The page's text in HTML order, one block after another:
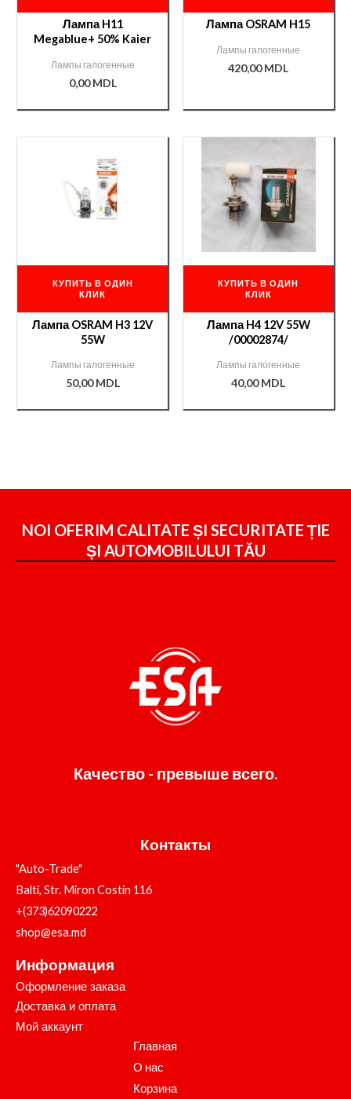
Лампа H11
Megablue+ 50% Kaier
Лампы галогенные
0,00MDL
Лампа OSRAM H15
Лампы галогенные
420,00MDL
КУПИТЬ В ОДИН
КЛИК
Лампа OSRAM H3 12V
55W
Лампы галогенные
50,00MDL
КУПИТЬ В ОДИН
КЛИК
Лампа H4 12V 55W
/00002874/
Лампы галогенные
40,00MDL
NOI OFERIM CALITATE ȘI SECURITATE ȚIE
ȘI AUTOMOBILULUI TĂU
Качество - превыше всего.
Контакты
"Auto-Trade"
Balti, Str. Miron Costin 116
+(373)62090222
shop@esa.md
Информация
Оформление заказа
Доставка и оплата
Мой аккаунт
Главная
О нас
Корзина